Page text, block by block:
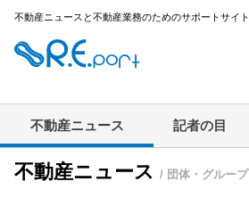
不動産ニュースと不動産業務のためのサポートサイト
不動産ニュース 記者の目
不動産ニュース / 団体・グループ